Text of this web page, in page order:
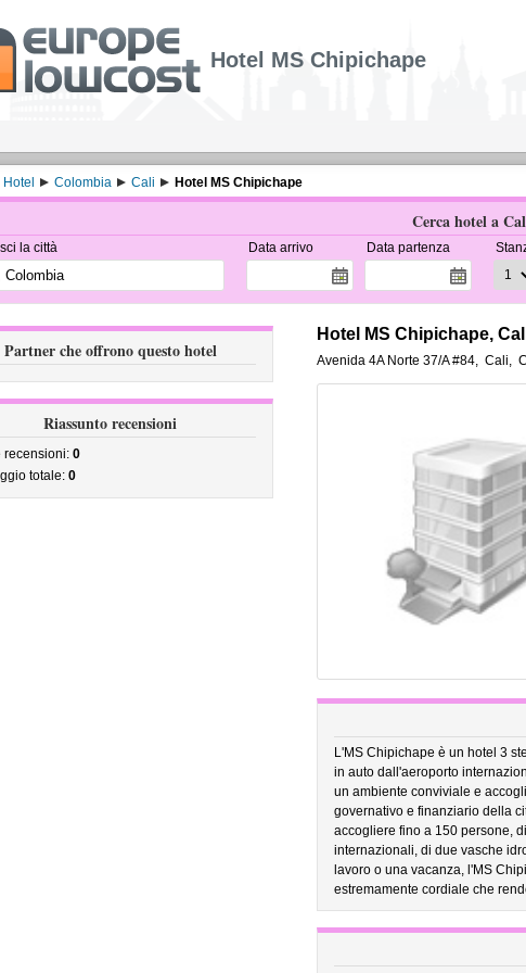
Hotel MS Chipichape
Hotel Colombia Cali Hotel MS Chipichape
Cerca hotel a
la città Data arrivo Data partenza
Partner che offrono questo hotel
Riassunto recensioni
recensioni: 0
totale: 0
Hotel MS Chipichape,
Avenida 4A Norte 37/A #84, Cali,
L'MS Chipichape è un hotel 3
in auto dall'aeroporto
un ambiente conviviale e
governativo e finanziario della
accogliere fino a 150 persone,
internazionali, di due vasche
lavoro o una vacanza, l'MS
estremamente cordiale che